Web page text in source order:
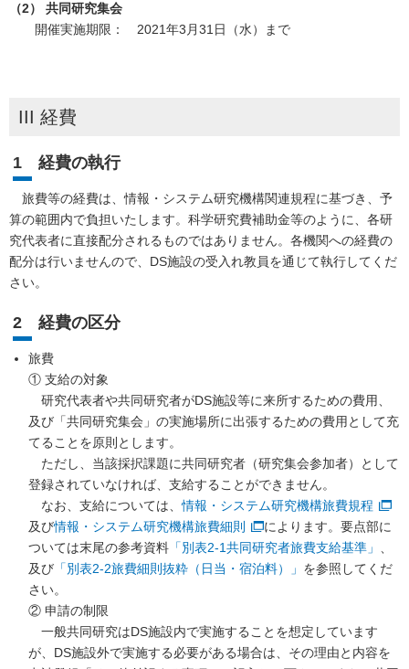
（2） 共同研究集会
開催実施期限： 2021年3月31日（水）まで
III 経費
1 経費の執行
旅費等の経費は、情報・システム研究機構関連規程に基づき、予
算の範囲内で負担いたします。科学研究費補助金等のように、各研
究代表者に直接配分されるものではありません。各機関への経費の
配分は行いませんので、DS施設の受入れ教員を通じて執行してくだ
さい。
2 経費の区分
旅費
① 支給の対象
研究代表者や共同研究者がDS施設等に来所するための費用、
及び「共同研究集会」の実施場所に出張するための費用として充
てることを原則とします。
ただし、当該採択課題に共同研究者（研究集会参加者）として
登録されていなければ、支給することができません。
なお、支給については、情報・システム研究機構旅費規程
及び情報・システム研究機構旅費細則
によります。要点部に
ついては末尾の参考資料 「別表2-1共同研究者旅費支給基準」
及び 「別表2-2旅費細則抜粋（日当・宿泊料）」 を参照してくだ
さい。
② 申請の制限
一般共同研究はDS施設内で実施することを想定しています
が、DS施設外で実施する必要がある場合は、その理由と内容を